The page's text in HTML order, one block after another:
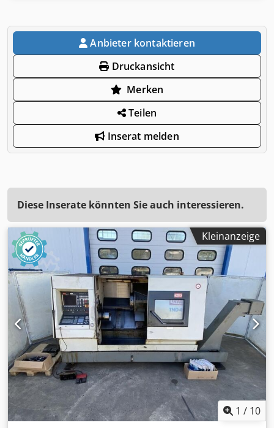
Anbieter kontaktieren
Druckansicht
Merken
Teilen
Inserat melden
Diese Inserate könnten Sie auch interessieren.
Kleinanzeige
1 / 10